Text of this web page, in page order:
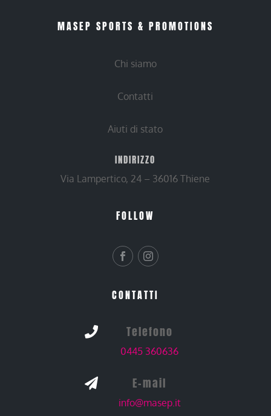
MASEP SPORTS & PROMOTIONS
Chi siamo
Contatti
Aiuti di stato
INDIRIZZO
Via Lampertico, 24 – 36016 Thiene
FOLLOW
CONTATTI
 Telefono
0445 360636
 E-mail
info@masep.it